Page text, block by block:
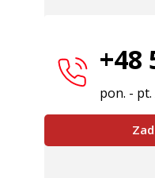
+48
pon. - pt.